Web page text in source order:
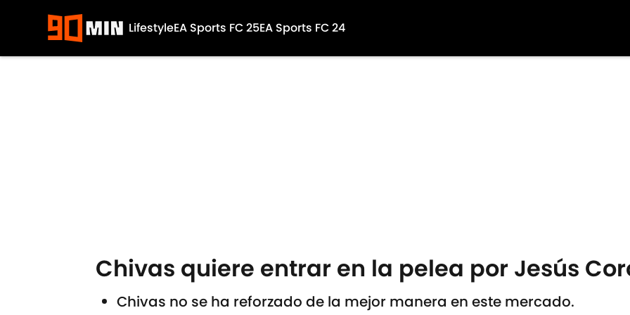
LifestyleEA Sports FC 25EA Sports FC 24
Chivas quiere entrar en la pelea por Jesús
Chivas no se ha reforzado de la mejor manera en este mercado.